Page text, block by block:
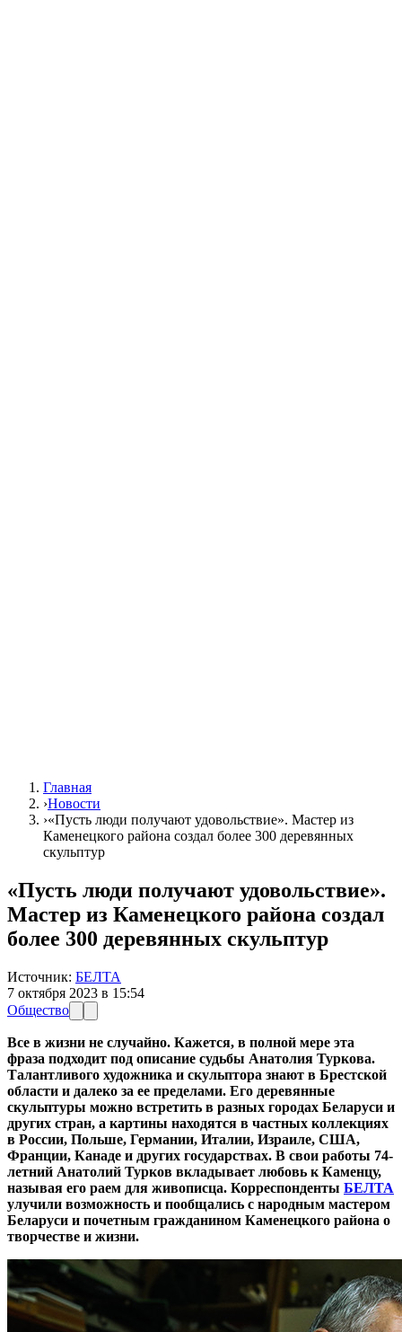
Главная
›Новости
›«Пусть люди получают удовольствие». Мастер из
Каменецкого района создал более 300 деревянных
скульптур
«Пусть люди получают удовольствие».
Мастер из Каменецкого района создал
более 300 деревянных скульптур
Источник: БЕЛТА
7 октября 2023 в 15:54
Общество
Все в жизни не случайно. Кажется, в полной мере эта
фраза подходит под описание судьбы Анатолия Туркова.
Талантливого художника и скульптора знают в Брестской
области и далеко за ее пределами. Его деревянные
скульптуры можно встретить в разных городах Беларуси и
других стран, а картины находятся в частных коллекциях
в России, Польше, Германии, Италии, Израиле, США,
Франции, Канаде и других государствах. В свои работы 74-
летний Анатолий Турков вкладывает любовь к Каменцу,
называя его раем для живописца. Корреспонденты БЕЛТА
улучили возможность и пообщались с народным мастером
Беларуси и почетным гражданином Каменецкого района о
творчестве и жизни.